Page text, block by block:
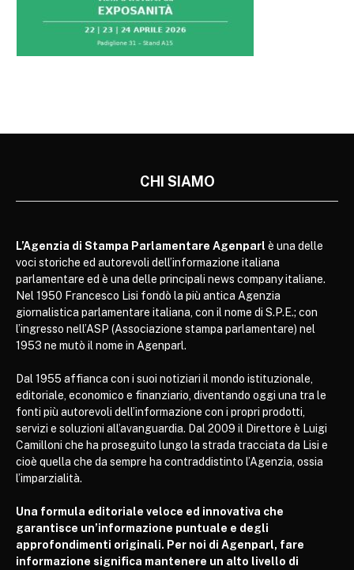
CHI SIAMO
L’Agenzia di Stampa Parlamentare Agenparl è una delle
voci storiche ed autorevoli dell’informazione italiana
parlamentare ed è una delle principali news company italiane.
Nel 1950 Francesco Lisi fondò la più antica Agenzia
giornalistica parlamentare italiana, con il nome di S.P.E.; con
l’ingresso nell’ASP (Associazione stampa parlamentare) nel
1953 ne mutò il nome in Agenparl.
Dal 1955 affianca con i suoi notiziari il mondo istituzionale,
editoriale, economico e finanziario, diventando oggi una tra le
fonti più autorevoli dell’informazione con i propri prodotti,
servizi e soluzioni all’avanguardia. Dal 2009 il Direttore è Luigi
Camilloni che ha proseguito lungo la strada tracciata da Lisi e
cioè quella che da sempre ha contraddistinto l’Agenzia, ossia
l’imparzialità.
Una formula editoriale veloce ed innovativa che
garantisce un’informazione puntuale e degli
approfondimenti originali. Per noi di Agenparl, fare
informazione significa mantenere un alto livello di